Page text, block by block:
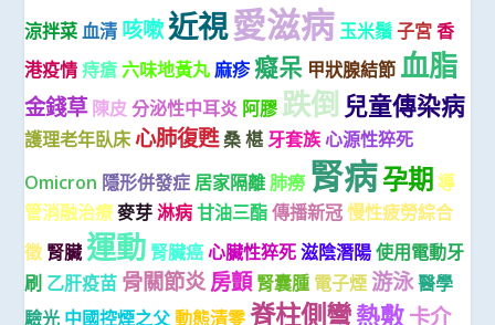
涼拌菜 血清 咳嗽近視愛滋病 玉米鬚 子宮 香
港疫情 痔瘡 六味地黃丸 麻疹癡呆 甲狀腺結節 血脂
金錢草 陳皮 分泌性中耳炎 阿膠 跌倒 兒童傳染病
護理老年臥床 心肺復甦桑 椹 牙套族 心源性猝死
Omicron 隱形併發症 居家隔離 肺癆 腎病孕期 導
管消融治療 麥芽 淋病 甘油三酯 傳播新冠 慢性疲勞綜合
徵 腎臟運動 腎臟癌 心臟性猝死 滋陰潛陽 使用電動牙
刷 乙肝疫苗 骨關節炎房顫 腎囊腫 電子煙 游泳醫學
驗光 中國控煙之父 動態清零脊柱側彎熱敷卡介